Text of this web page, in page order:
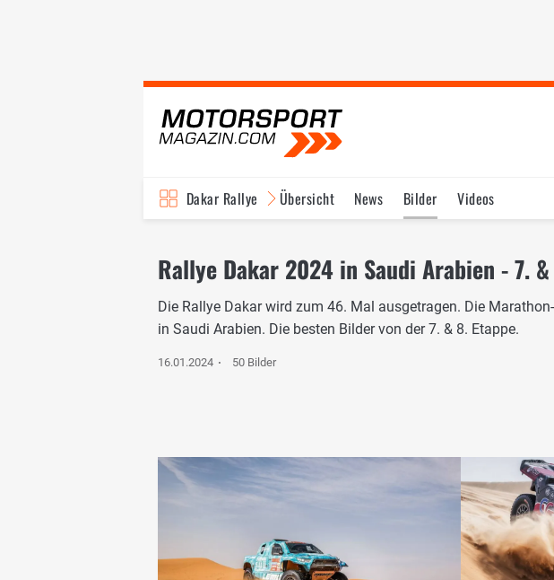
Dakar Rallye Übersicht News Bilder Videos
Rallye Dakar 2024 in Saudi Arabien - 7.
Die Rallye Dakar wird zum 46. Mal ausgetragen. Die
in Saudi Arabien. Die besten Bilder von der 7. & 8. Etappe.
16.01.2024 50 Bilder